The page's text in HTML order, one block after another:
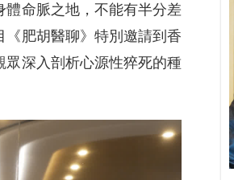
體命脈之地，不能有半分差
肥胡醫聊》特別邀請到香
深入剖析心源性猝死的種